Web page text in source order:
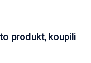
produkt, koupili